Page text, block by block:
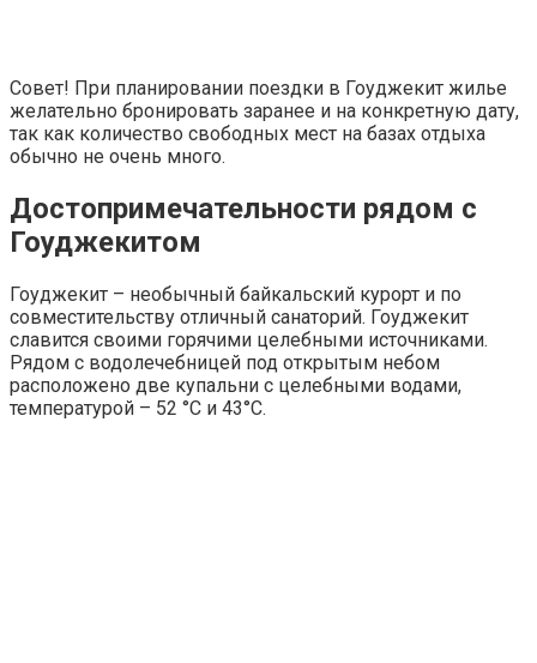
Совет! При планировании поездки в Гоуджекит жилье
желательно бронировать заранее и на конкретную дату,
так как количество свободных мест на базах отдыха
обычно не очень много.
Достопримечательности рядом с
Гоуджекитом
Гоуджекит – необычный байкальский курорт и по
совместительству отличный санаторий. Гоуджекит
славится своими горячими целебными источниками.
Рядом с водолечебницей под открытым небом
расположено две купальни с целебными водами,
температурой – 52 °С и 43°С.